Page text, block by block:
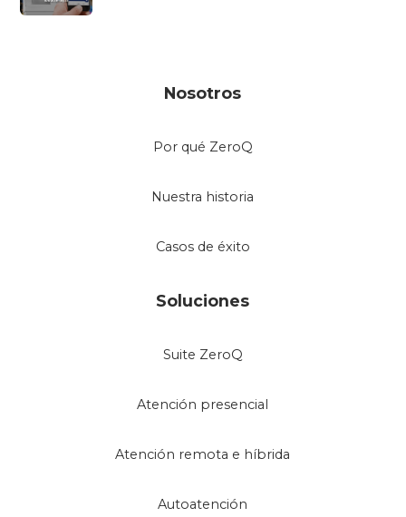
Nosotros
Por qué ZeroQ
Nuestra historia
Casos de éxito
Soluciones
Suite ZeroQ
Atención presencial
Atención remota e híbrida
Autoatención